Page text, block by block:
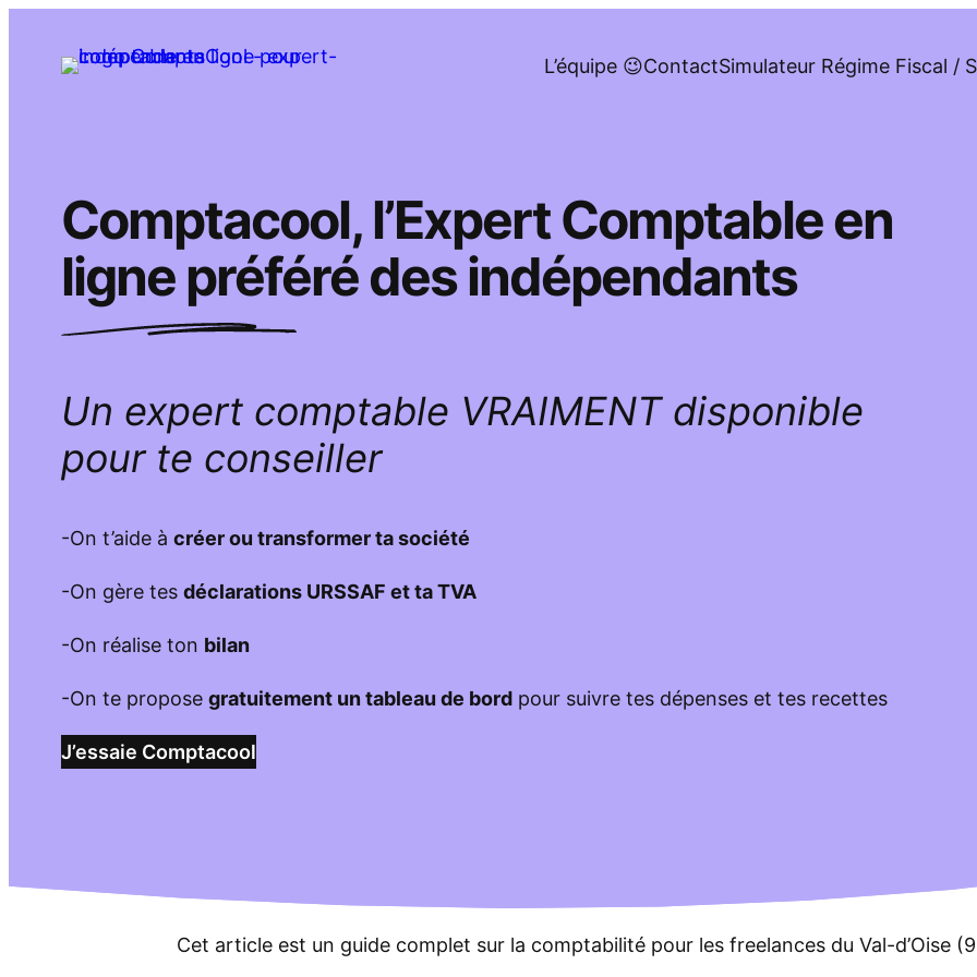
L’équipe 😉ContactSimulateur Régime Fiscal /
Comptacool, l’Expert Comptable en
ligne préféré des indépendants
Un expert comptable VRAIMENT disponible
pour te conseiller
-On t’aide à créer ou transformer ta société
-On gère tes déclarations URSSAF et ta TVA
-On réalise ton bilan
-On te propose gratuitement un tableau de bord pour suivre tes dépenses et tes recettes
J’essaie Comptacool
Cet article est un guide complet sur la comptabilité pour les freelances du Val-d’Oise